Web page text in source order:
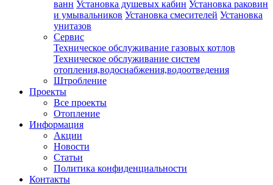
ванн Установка душевых кабин Установка раковин
и умывальников Установка смесителей Установка
унитазов
Сервис
Техническое обслуживание газовых котлов
Техническое обслуживание систем
отопления,водоснабжения,водоотведения
Штробление
Проекты
Все проекты
Отопление
Информация
Акции
Новости
Статьи
Политика конфиденциальности
Контакты